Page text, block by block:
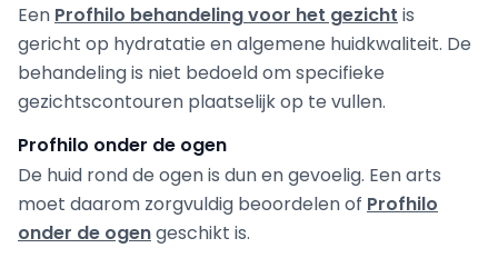
Een Profhilo behandeling voor het gezicht is
gericht op hydratatie en algemene huidkwaliteit. De
behandeling is niet bedoeld om specifieke
gezichtscontouren plaatselijk op te vullen.
Profhilo onder de ogen
De huid rond de ogen is dun en gevoelig. Een arts
moet daarom zorgvuldig beoordelen of Profhilo
onder de ogengeschikt is.